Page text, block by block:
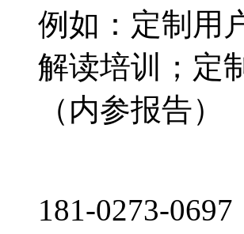
例如：定制用
解读培训；定
（内参报告）
181-0273-0697